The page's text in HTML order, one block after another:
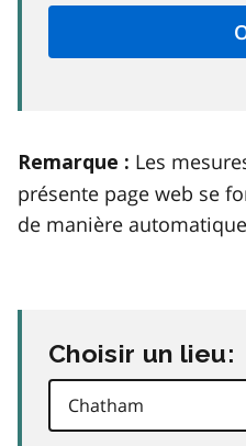
Remarque : Les
présente page web se
de manière
Choisir un lieu: